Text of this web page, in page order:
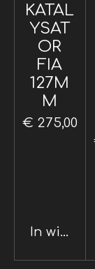
KATAL
YSAT
OR
FIA
127M
M
€ 275,00
In